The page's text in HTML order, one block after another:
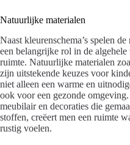
Natuurlijke materialen
Naast kleurenschema’s spelen
een belangrijke rol in de
ruimte. Natuurlijke materialen
zijn uitstekende keuzes voor
niet alleen een warme en
ook voor een gezonde
meubilair en decoraties die
stoffen, creëert men een ruimte
rustig voelen.